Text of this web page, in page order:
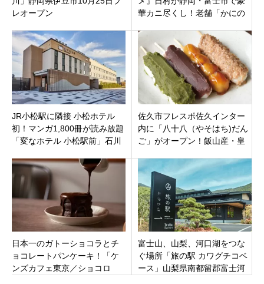
レオープン
華カニ尽くし！老舗「かにの
しゃぶしゃぶ
JR小松駅に隣接 小松ホテル
初！マンガ1,800冊が読み放題
「変なホテル 小松駅前」石川
佐久市フレスポ佐久インター
内に「八十八（やそはち)だん
ご」がオープン！飯山産・皇
門店。
日本一のガトーショコラとチ
ョコレートパンケーキ！「ケ
ンズカフェ東京／ショコロ
富士山、山梨、河口湖をつな
ぐ場所「旅の駅 カワグチコベ
ース」山梨県南都留郡富士河